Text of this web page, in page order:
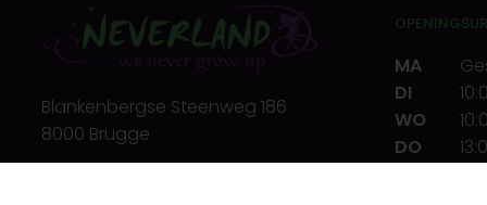
Blankenbergse Steenweg 186
8000 Brugge
MA
DI
WO
DO